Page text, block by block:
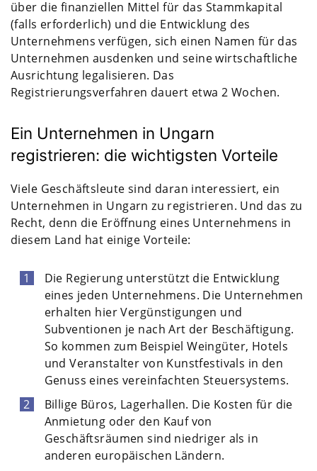
über die finanziellen Mittel für das Stammkapital
(falls erforderlich) und die Entwicklung des
Unternehmens verfügen, sich einen Namen für das
Unternehmen ausdenken und seine wirtschaftliche
Ausrichtung legalisieren. Das
Registrierungsverfahren dauert etwa 2 Wochen.
Ein Unternehmen in Ungarn
registrieren: die wichtigsten Vorteile
Viele Geschäftsleute sind daran interessiert, ein
Unternehmen in Ungarn zu registrieren. Und das zu
Recht, denn die Eröffnung eines Unternehmens in
diesem Land hat einige Vorteile:
Die Regierung unterstützt die Entwicklung
eines jeden Unternehmens. Die Unternehmen
erhalten hier Vergünstigungen und
Subventionen je nach Art der Beschäftigung.
So kommen zum Beispiel Weingüter, Hotels
und Veranstalter von Kunstfestivals in den
Genuss eines vereinfachten Steuersystems.
Billige Büros, Lagerhallen. Die Kosten für die
Anmietung oder den Kauf von
Geschäftsräumen sind niedriger als in
anderen europäischen Ländern.